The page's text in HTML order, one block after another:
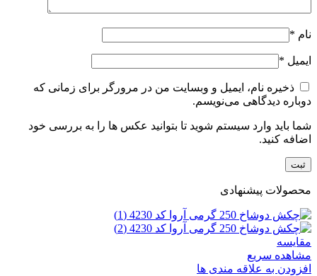
نام *
ایمیل *
ذخیره نام، ایمیل و وبسایت من در مرورگر برای زمانی که
دوباره دیدگاهی می‌نویسم.
شما باید وارد سیستم شوید تا بتوانید عکس ها را به بررسی خود
اضافه کنید.
محصولات پیشنهادی
مقایسه
مشاهده سریع
افزودن به علاقه مندی ها